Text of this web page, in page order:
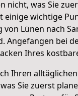
nicht, was Sie
einige wichtige
von Lünen nach
Angefangen bei
Ihres
Ihren
Sie zuerst